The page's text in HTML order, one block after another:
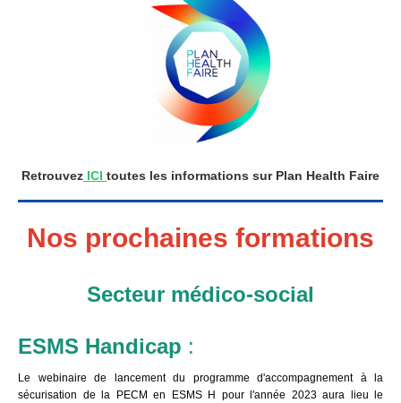
Retrouvez ICI toutes les informations sur Plan Health Faire
Nos prochaines formations
Secteur médico-social
ESMS Handicap :
Le webinaire de lancement du programme d'accompagnement à la
sécurisation de la PECM en ESMS H pour l'année 2023 aura lieu le